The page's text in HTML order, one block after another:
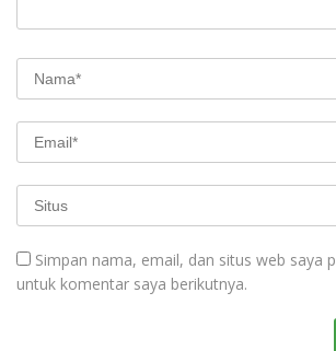
Simpan nama, email, dan situs web saya
untuk komentar saya berikutnya.